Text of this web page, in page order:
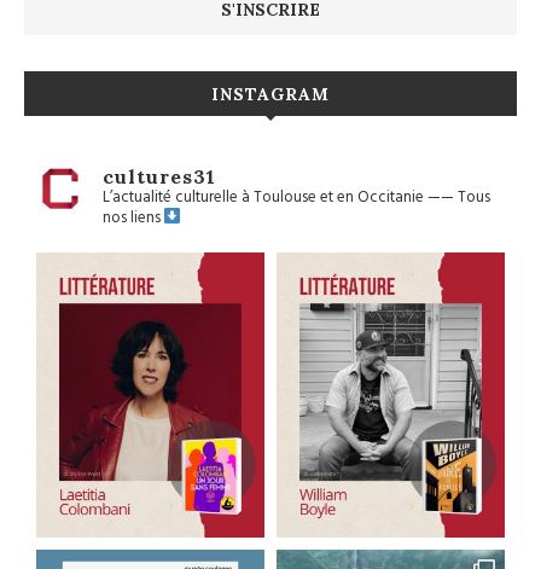
INSTAGRAM
cultures31
L’actualité culturelle à Toulouse et en Occitanie——Tous
nos liens